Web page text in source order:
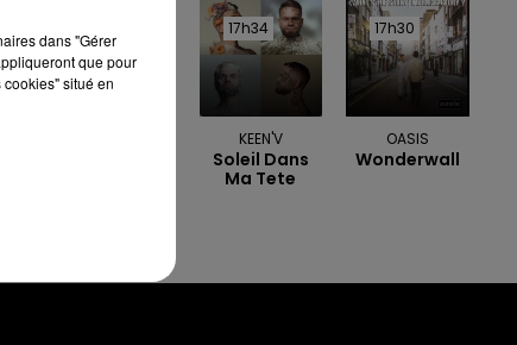
17h34
17h34
KEEN'V
Soleil Dans
Ma Tete
17h30
17h30
OASIS
Wonderwall
dans "Gérer
que pour
situé en